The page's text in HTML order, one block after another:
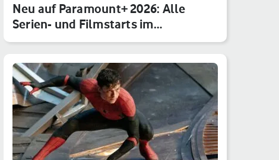
Neu auf Paramount+ 2026: Alle
Serien- und Filmstarts im
Monatsübe…